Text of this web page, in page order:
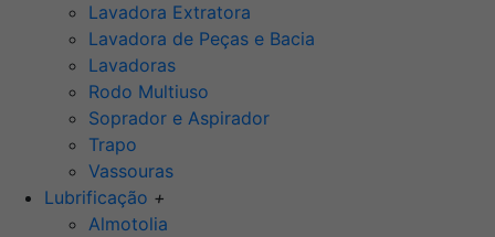
Lavadora Extratora
Lavadora de Peças e Bacia
Lavadoras
Rodo Multiuso
Soprador e Aspirador
Trapo
Vassouras
Lubrificação +
Almotolia